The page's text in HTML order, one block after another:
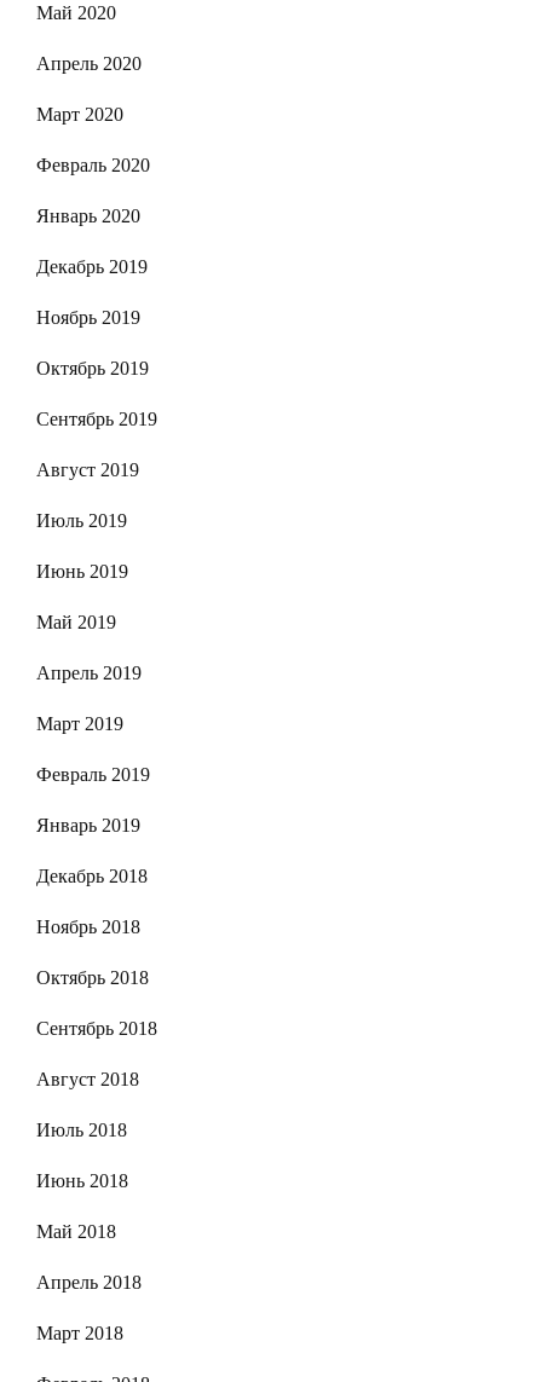
Май 2020
Апрель 2020
Март 2020
Февраль 2020
Январь 2020
Декабрь 2019
Ноябрь 2019
Октябрь 2019
Сентябрь 2019
Август 2019
Июль 2019
Июнь 2019
Май 2019
Апрель 2019
Март 2019
Февраль 2019
Январь 2019
Декабрь 2018
Ноябрь 2018
Октябрь 2018
Сентябрь 2018
Август 2018
Июль 2018
Июнь 2018
Май 2018
Апрель 2018
Март 2018